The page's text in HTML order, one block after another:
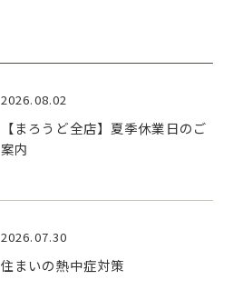
2026.08.02
【まろうど全店】夏季休業日のご
案内
2026.07.30
住まいの熱中症対策